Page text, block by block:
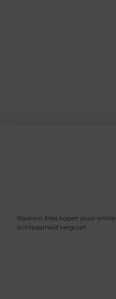
Waarom links kopen jouw online
zichtbaarheid vergroot